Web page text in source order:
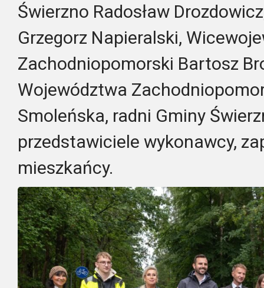
Świerzno Radosław
Grzegorz Napieralski,
Zachodniopomorski Bartosz
Województwa
Smoleńska, radni Gminy
przedstawiciele wykonawcy,
mieszkańcy.